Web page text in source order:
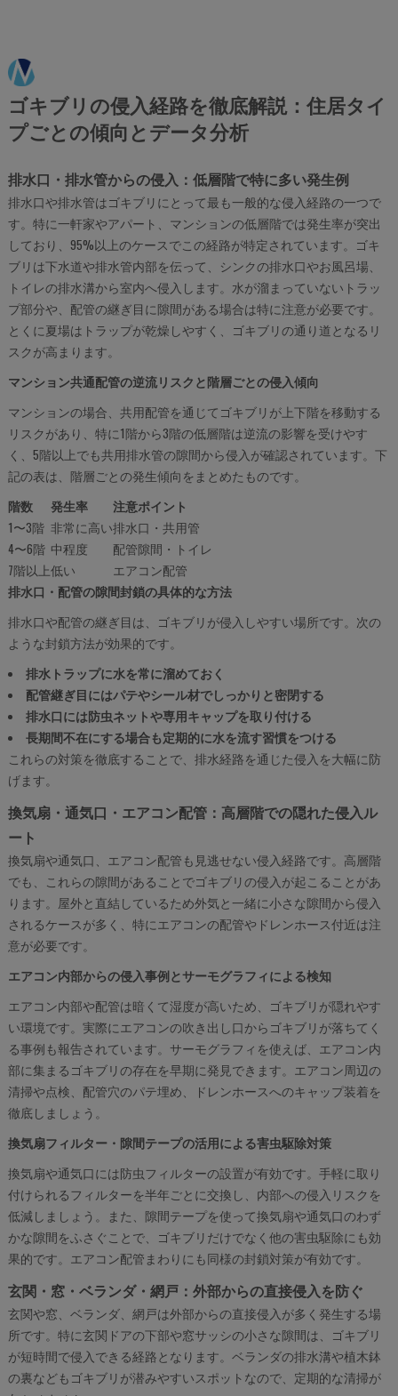
ゴキブリの侵入経路を徹底解説：住居タイ
プごとの傾向とデータ分析
排水口・排水管からの侵入：低層階で特に多い発生例
排水口や排水管はゴキブリにとって最も一般的な侵入経路の一つで
す。特に一軒家やアパート、マンションの低層階では発生率が突出
しており、95%以上のケースでこの経路が特定されています。ゴキ
ブリは下水道や排水管内部を伝って、シンクの排水口やお風呂場、
トイレの排水溝から室内へ侵入します。水が溜まっていないトラッ
プ部分や、配管の継ぎ目に隙間がある場合は特に注意が必要です。
とくに夏場はトラップが乾燥しやすく、ゴキブリの通り道となるリ
スクが高まります。
マンション共通配管の逆流リスクと階層ごとの侵入傾向
マンションの場合、共用配管を通じてゴキブリが上下階を移動する
リスクがあり、特に1階から3階の低層階は逆流の影響を受けやす
く、5階以上でも共用排水管の隙間から侵入が確認されています。下
記の表は、階層ごとの発生傾向をまとめたものです。
階数
発生率
注意ポイント
1〜3階 非常に高い排水口・共用管
4〜6階 中程度
配管隙間・トイレ
7階以上低い
エアコン配管
排水口・配管の隙間封鎖の具体的な方法
排水口や配管の継ぎ目は、ゴキブリが侵入しやすい場所です。次の
ような封鎖方法が効果的です。
排水トラップに水を常に溜めておく
配管継ぎ目にはパテやシール材でしっかりと密閉する
排水口には防虫ネットや専用キャップを取り付ける
長期間不在にする場合も定期的に水を流す習慣をつける
これらの対策を徹底することで、排水経路を通じた侵入を大幅に防
げます。
換気扇・通気口・エアコン配管：高層階での隠れた侵入ル
ート
換気扇や通気口、エアコン配管も見逃せない侵入経路です。高層階
でも、これらの隙間があることでゴキブリの侵入が起こることがあ
ります。屋外と直結しているため外気と一緒に小さな隙間から侵入
されるケースが多く、特にエアコンの配管やドレンホース付近は注
意が必要です。
エアコン内部からの侵入事例とサーモグラフィによる検知
エアコン内部や配管は暗くて湿度が高いため、ゴキブリが隠れやす
い環境です。実際にエアコンの吹き出し口からゴキブリが落ちてく
る事例も報告されています。サーモグラフィを使えば、エアコン内
部に集まるゴキブリの存在を早期に発見できます。エアコン周辺の
清掃や点検、配管穴のパテ埋め、ドレンホースへのキャップ装着を
徹底しましょう。
換気扇フィルター・隙間テープの活用による害虫駆除対策
換気扇や通気口には防虫フィルターの設置が有効です。手軽に取り
付けられるフィルターを半年ごとに交換し、内部への侵入リスクを
低減しましょう。また、隙間テープを使って換気扇や通気口のわず
かな隙間をふさぐことで、ゴキブリだけでなく他の害虫駆除にも効
果的です。エアコン配管まわりにも同様の封鎖対策が有効です。
玄関・窓・ベランダ・網戸：外部からの直接侵入を防ぐ
玄関や窓、ベランダ、網戸は外部からの直接侵入が多く発生する場
所です。特に玄関ドアの下部や窓サッシの小さな隙間は、ゴキブリ
が短時間で侵入できる経路となります。ベランダの排水溝や植木鉢
の裏などもゴキブリが潜みやすいスポットなので、定期的な清掃が